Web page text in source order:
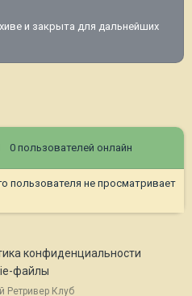
и закрыта для дальнейших
0 пользователей онлайн
пользователя не просматривает
конфиденциальности
файлы
Ретривер Клуб